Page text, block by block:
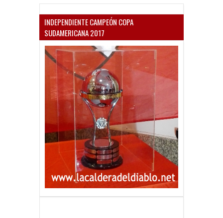
INDEPENDIENTE CAMPEÓN COPA
SUDAMERICANA 2017